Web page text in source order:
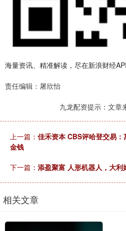
海量资讯、精准解读，尽在新浪财经
责任编辑：屠欣怡
九龙配资提示：文章
上一篇： 佳禾资本 CBS评哈登交易
金钱
下一篇： 添盈聚富 人形机器人，大利
相关文章